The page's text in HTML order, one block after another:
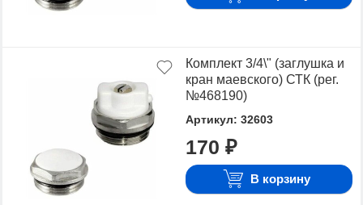
Комплект 3/4\" (заглушка и
кран маевского) СТК (рег.
№468190)
Артикул: 32603
170 ₽
В корзину